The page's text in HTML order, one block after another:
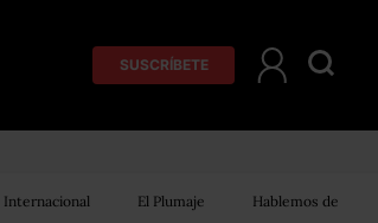
SUSCRÍBETE
Internacional El Plumaje Hablemos de